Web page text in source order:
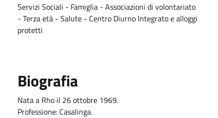
Servizi Sociali - Famiglia - Associazioni di volontariato
- Terza età - Salute - Centro Diurno Integrato e alloggi
protetti
Biografia
Nata a Rho il 26 ottobre 1969.
Professione: Casalinga.